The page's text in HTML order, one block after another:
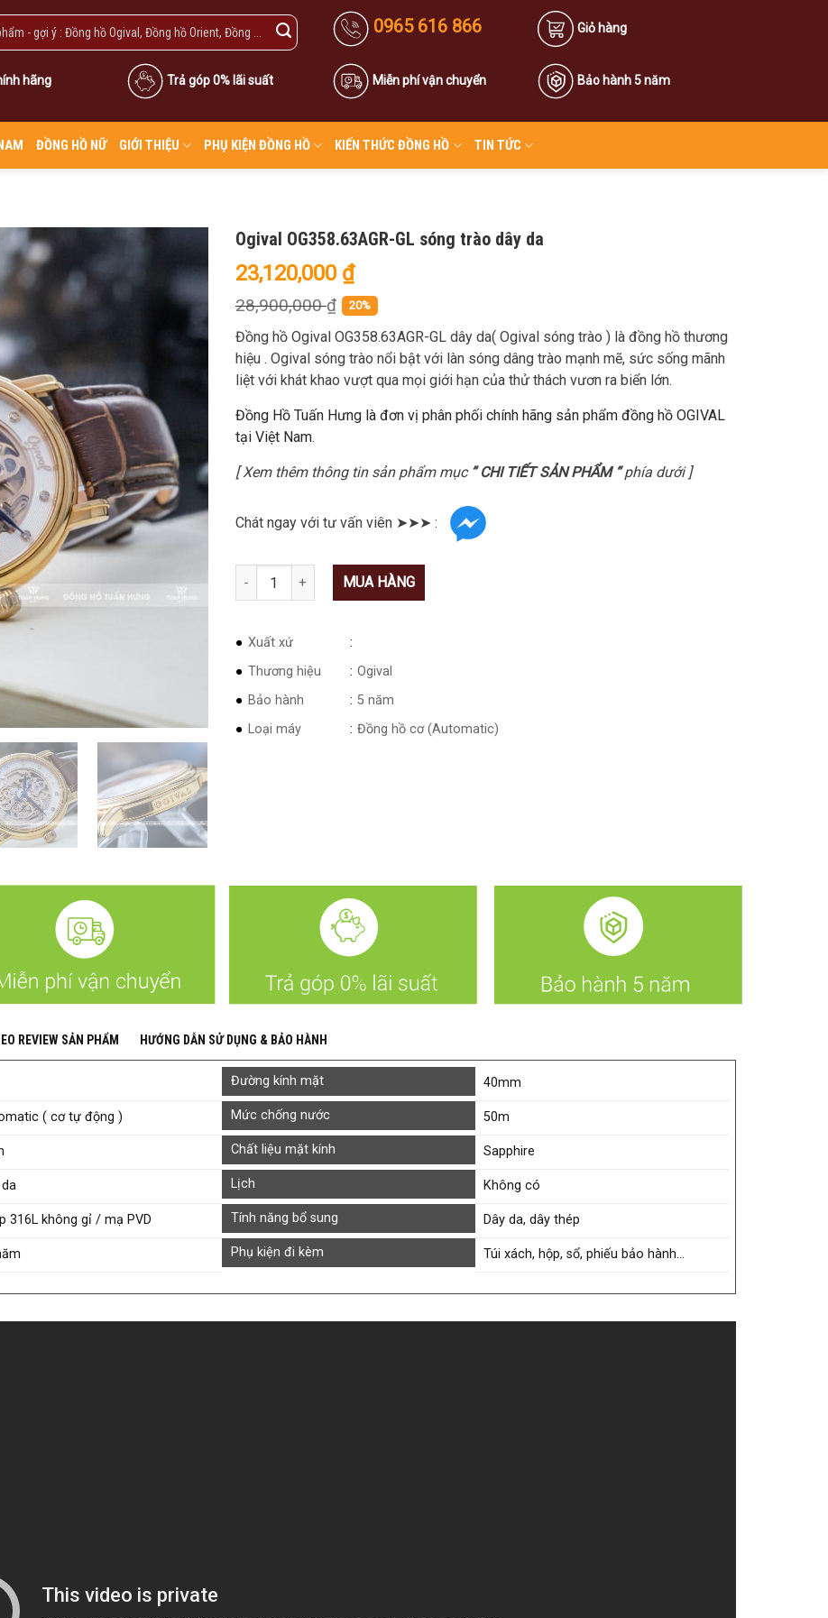
0965 616 866 Giỏ hàng
hãng Trả góp 0% lãi suất Miễn phí vận chuyển Bảo hành 5 năm
ĐỒNG HỒ NỮ GIỚI THIỆU PHỤ KIỆN ĐỒNG HỒ KIẾN THỨC ĐỒNG HỒ TIN TỨC
Ogival OG358.63AGR-GL sóng trào dây da
23,120,000 ₫
28,900,000₫ 20%
Đồng hồ Ogival OG358.63AGR-GL dây da( Ogival sóng trào ) là đồng hồ thương
hiệu . Ogival sóng trào nổi bật với làn sóng dâng trào mạnh mẽ, sức sống mãnh
liệt với khát khao vượt qua mọi giới hạn của thử thách vươn ra biển lớn.
Đồng Hồ Tuấn Hưng là đơn vị phân phối chính hãng sản phẩm đồng hồ OGIVAL
tại Việt Nam.
[ Xem thêm thông tin sản phẩm mục ” CHI TIẾT SẢN PHẨM “phía dưới ]
Chát ngay với tư vấn viên ➤➤➤ :
Số lượng MUA HÀNG
Xuất xứ
Thương hiệu
Ogival
Bảo hành
5 năm
Loại máy
Đồng hồ cơ (Automatic)
REVIEW SẢN PHẨM HƯỚNG DẪN SỬ DỤNG & BẢO HÀNH
Đường kính mặt 40mm
( cơ tự động ) Mức chống nước 50m
Chất liệu mặt kính Sapphire
da Lịch Không có
316L không gỉ / mạ PVD Tính năng bổ sung Dây da, dây thép
Phụ kiện đi kèm Túi xách, hộp, sổ, phiếu bảo hành…